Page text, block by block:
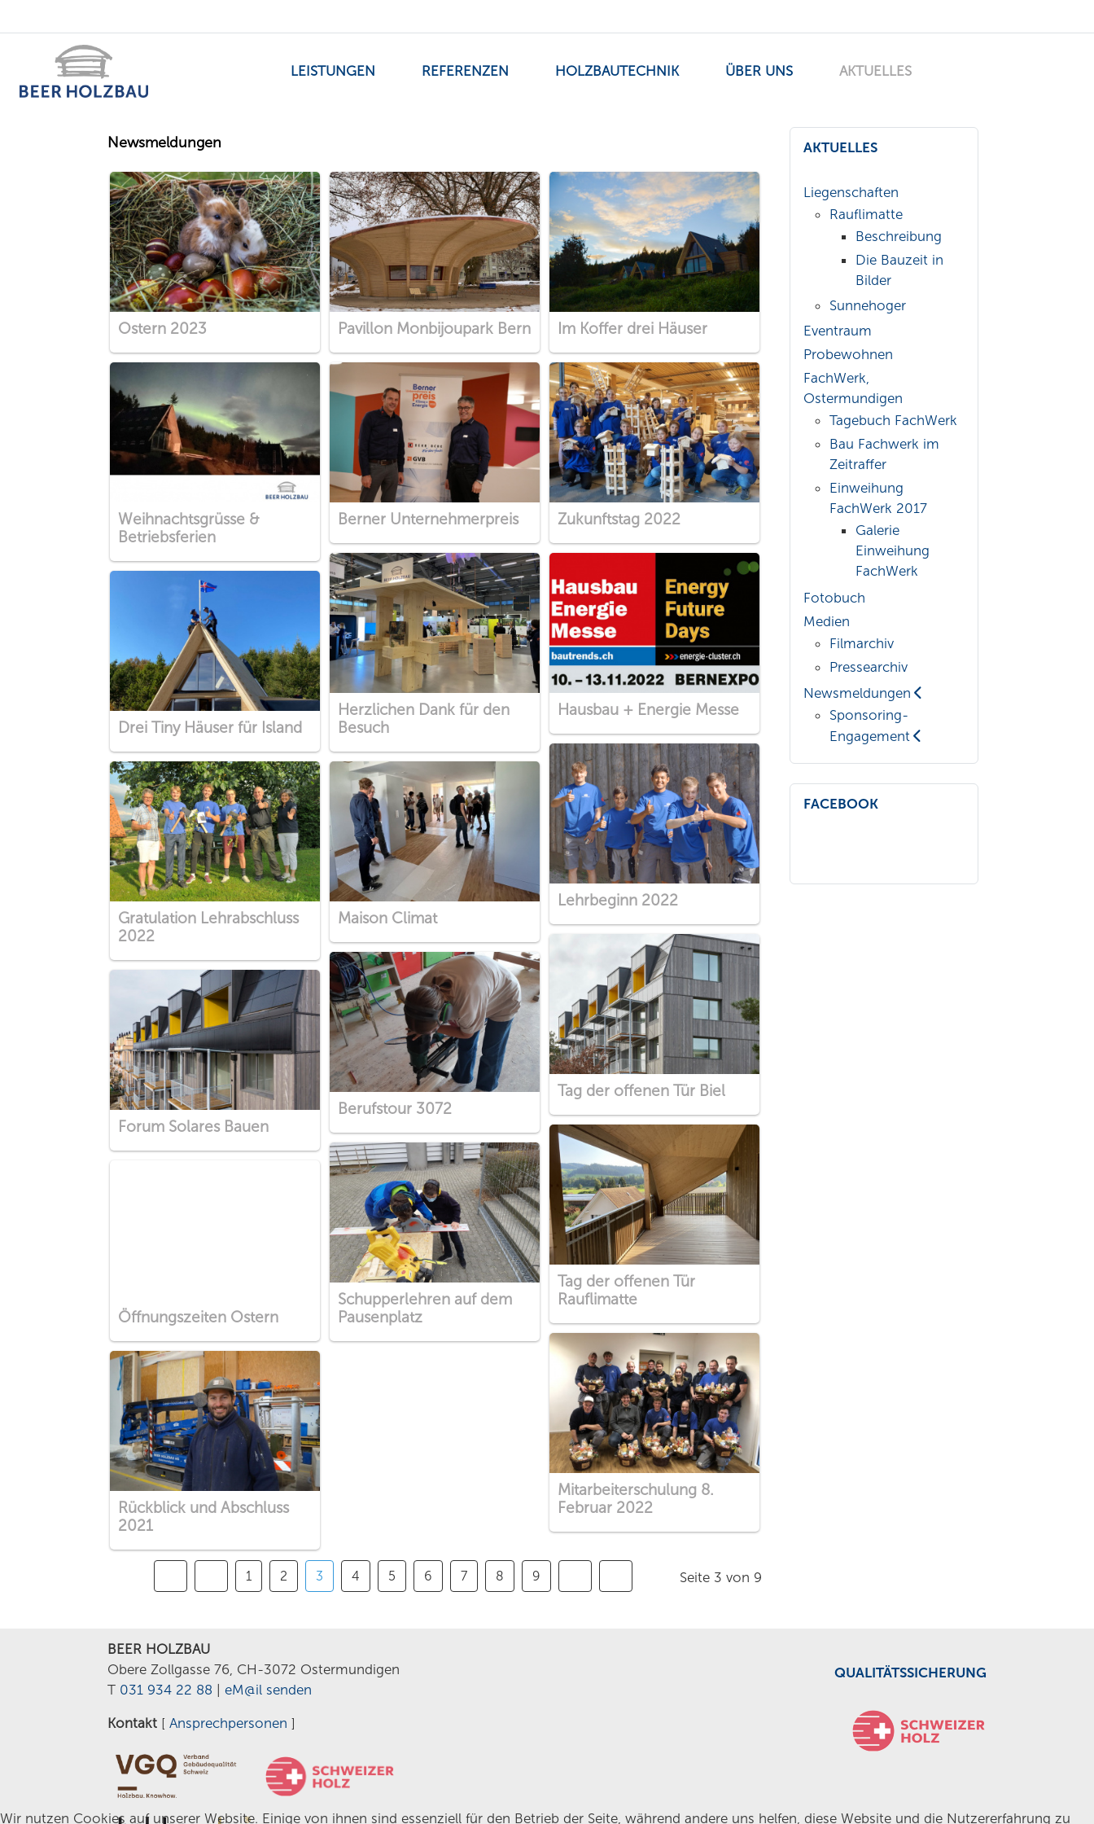
LEISTUNGEN REFERENZEN HOLZBAUTECHNIK ÜBER UNS AKTUELLES
Newsmeldungen
Ostern 2023 Pavillon Monbijoupark Bern Im Koffer drei Häuser
Weihnachtsgrüsse &
Betriebsferien
Berner Unternehmerpreis Zukunftstag 2022
Herzlichen Dank für den
Besuch
Hausbau + Energie Messe
Drei Tiny Häuser für Island
Lehrbeginn 2022
Gratulation Lehrabschluss
2022
Maison Climat
Tag der offenen Tür Biel
Berufstour 3072
Forum Solares Bauen
Tag der offenen Tür
Rauflimatte
Schupperlehren auf dem
Pausenplatz
Öffnungszeiten Ostern
Mitarbeiterschulung 8.
Februar 2022
Rückblick und Abschluss
2021
Seite 3 von 9
1 2 3 4 5 6 7 8 9
AKTUELLES
Liegenschaften
Rauflimatte
Beschreibung
Die Bauzeit in
Bilder
Sunnehoger
Eventraum
Probewohnen
FachWerk,
Ostermundigen
Tagebuch FachWerk
Bau Fachwerk im
Zeitraffer
Einweihung
FachWerk 2017
Galerie
Einweihung
FachWerk
Fotobuch
Medien
Filmarchiv
Pressearchiv
Newsmeldungen
Sponsoring-
Engagement
FACEBOOK
BEER HOLZBAU
Obere Zollgasse 76, CH-3072 Ostermundigen
T 031 934 22 88 eM@il senden
Kontakt [ Ansprechpersonen ]
QUALITÄTSSICHERUNG
Wir nutzen Cookies auf unserer Website. Einige von ihnen sind essenziell für den Betrieb der Seite, während andere uns helfen, diese Website und die Nutzererfahrung zu